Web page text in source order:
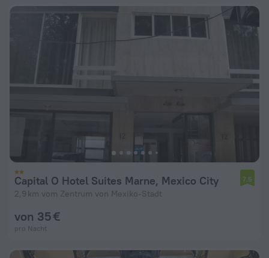
Capital O Hotel Suites Marne, Mexico City
2,9 km vom Zentrum von Mexiko-Stadt
7,5
von 35 €
pro Nacht